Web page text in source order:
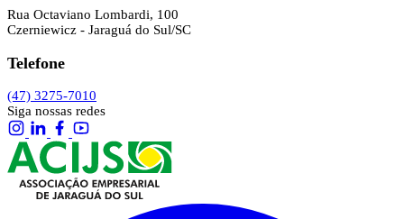
Rua Octaviano Lombardi, 100
Czerniewicz - Jaraguá do Sul/SC
Telefone
(47) 3275-7010
Siga nossas redes